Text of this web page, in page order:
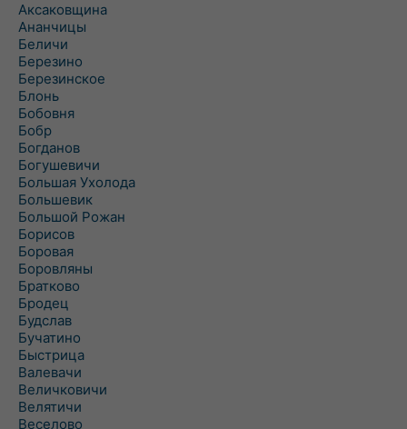
Аксаковщина
Ананчицы
Беличи
Березино
Березинское
Блонь
Бобовня
Бобр
Богданов
Богушевичи
Большая Ухолода
Большевик
Большой Рожан
Борисов
Боровая
Боровляны
Братково
Бродец
Будслав
Бучатино
Быстрица
Валевачи
Величковичи
Велятичи
Веселово